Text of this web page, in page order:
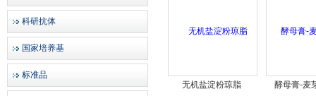
科研抗体
国家培养基
标准品
无机盐淀粉琼脂 酵母膏-麦